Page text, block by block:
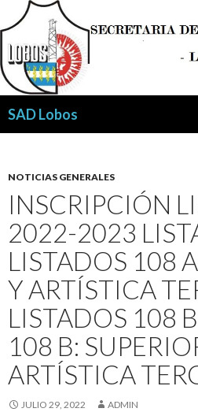
SAD Lobos
NOTICIAS GENERALES
INSCRIPCIÓN
2022-2023
LISTADOS 108
Y ARTÍSTICA
LISTADOS 108
108 B:
ARTÍSTICA
JULIO 29, 2022 ADMIN